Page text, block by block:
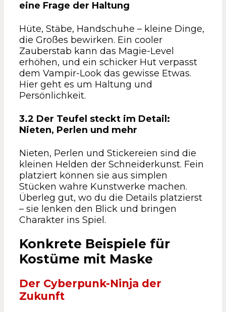
eine Frage der Haltung
Hüte, Stäbe, Handschuhe – kleine Dinge,
die Großes bewirken. Ein cooler
Zauberstab kann das Magie-Level
erhöhen, und ein schicker Hut verpasst
dem Vampir-Look das gewisse Etwas.
Hier geht es um Haltung und
Persönlichkeit.
3.2 Der Teufel steckt im Detail:
Nieten, Perlen und mehr
Nieten, Perlen und Stickereien sind die
kleinen Helden der Schneiderkunst. Fein
platziert können sie aus simplen
Stücken wahre Kunstwerke machen.
Überleg gut, wo du die Details platzierst
– sie lenken den Blick und bringen
Charakter ins Spiel.
Konkrete Beispiele für
Kostüme mit Maske
Der Cyberpunk-Ninja der
Zukunft